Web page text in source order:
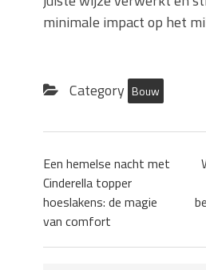
minimale impact op het
Category Bouw
Een hemelse nacht met
Cinderella topper
hoeslakens: de magie
van comfort